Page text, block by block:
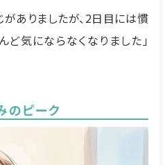
がありましたが、2日目には慣
ど気にならなくなりました」
のピーク